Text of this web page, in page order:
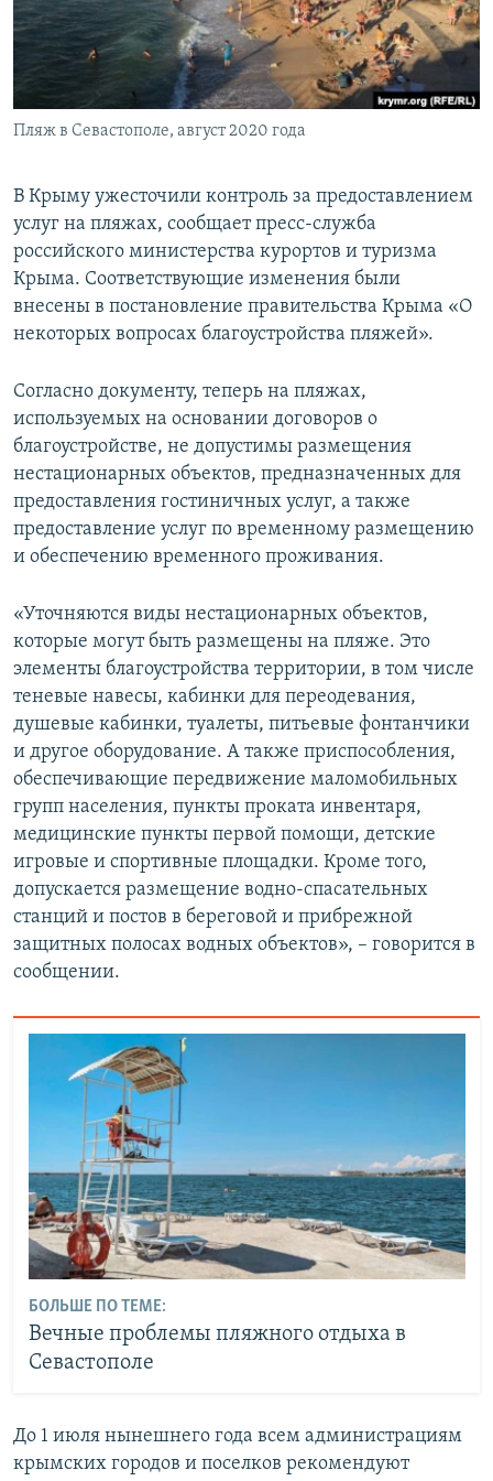
ПОБЕДИТЕЛЕЙ НЕ СУДЯТ?
КРЫМ.НЕПОКОРЕННЫЙ
УКРАИНСКАЯ ПРОБЛЕМА КРЫМА
ПРИСОЕДИНЯЙТЕСЬ!
Пляж в Севастополе, август 2020 года
В Крыму ужесточили контроль за предоставлением
услуг на пляжах, сообщает пресс-служба
российского министерства курортов и туризма
Крыма. Соответствующие изменения были
внесены в постановление правительства Крыма «О
некоторых вопросах благоустройства пляжей».
Согласно документу, теперь на пляжах,
используемых на основании договоров о
благоустройстве, не допустимы размещения
нестационарных объектов, предназначенных для
предоставления гостиничных услуг, а также
предоставление услуг по временному размещению
и обеспечению временного проживания.
«Уточняются виды нестационарных объектов,
которые могут быть размещены на пляже. Это
элементы благоустройства территории, в том числе
теневые навесы, кабинки для переодевания,
душевые кабинки, туалеты, питьевые фонтанчики
и другое оборудование. А также приспособления,
обеспечивающие передвижение маломобильных
групп населения, пункты проката инвентаря,
медицинские пункты первой помощи, детские
игровые и спортивные площадки. Кроме того,
допускается размещение водно-спасательных
станций и постов в береговой и прибрежной
защитных полосах водных объектов», – говорится в
сообщении.
БОЛЬШЕ ПО ТЕМЕ:
Вечные проблемы пляжного отдыха в
Севастополе
До 1 июля нынешнего года всем администрациям
крымских городов и поселков рекомендуют